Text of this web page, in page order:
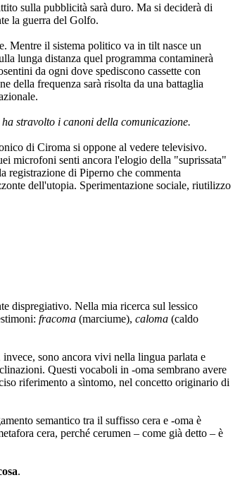
sulla pubblicità sarà duro. Ma si deciderà di
la guerra del Golfo.
Mentre il sistema politico va in tilt nasce un
lunga distanza quel programma contaminerà
da ogni dove spediscono cassette con
della frequenza sarà risolta da una battaglia
stravolto i canoni della comunicazione.
di Ciroma si oppone al vedere televisivo.
microfoni senti ancora l'elogio della "suprissata"
registrazione di Piperno che commenta
dell'utopia. Sperimentazione sociale, riutilizzo
dispregiativo. Nella mia ricerca sul lessico
fracoma (marciume), caloma (caldo
sono ancora vivi nella lingua parlata e
Questi vocaboli in -oma sembrano avere
riferimento a sìntomo, nel concetto originario di
semantico tra il suffisso cera e -oma è
cera, perché cerumen – come già detto – è
.